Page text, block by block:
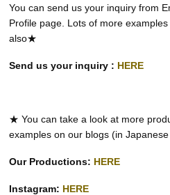
You can send us your inquiry from
Profile page. Lots of more
also★
Send us your inquiry : HERE
★ You can take a look at more
examples on our blogs (in
Our Productions: HERE
Instagram: HERE